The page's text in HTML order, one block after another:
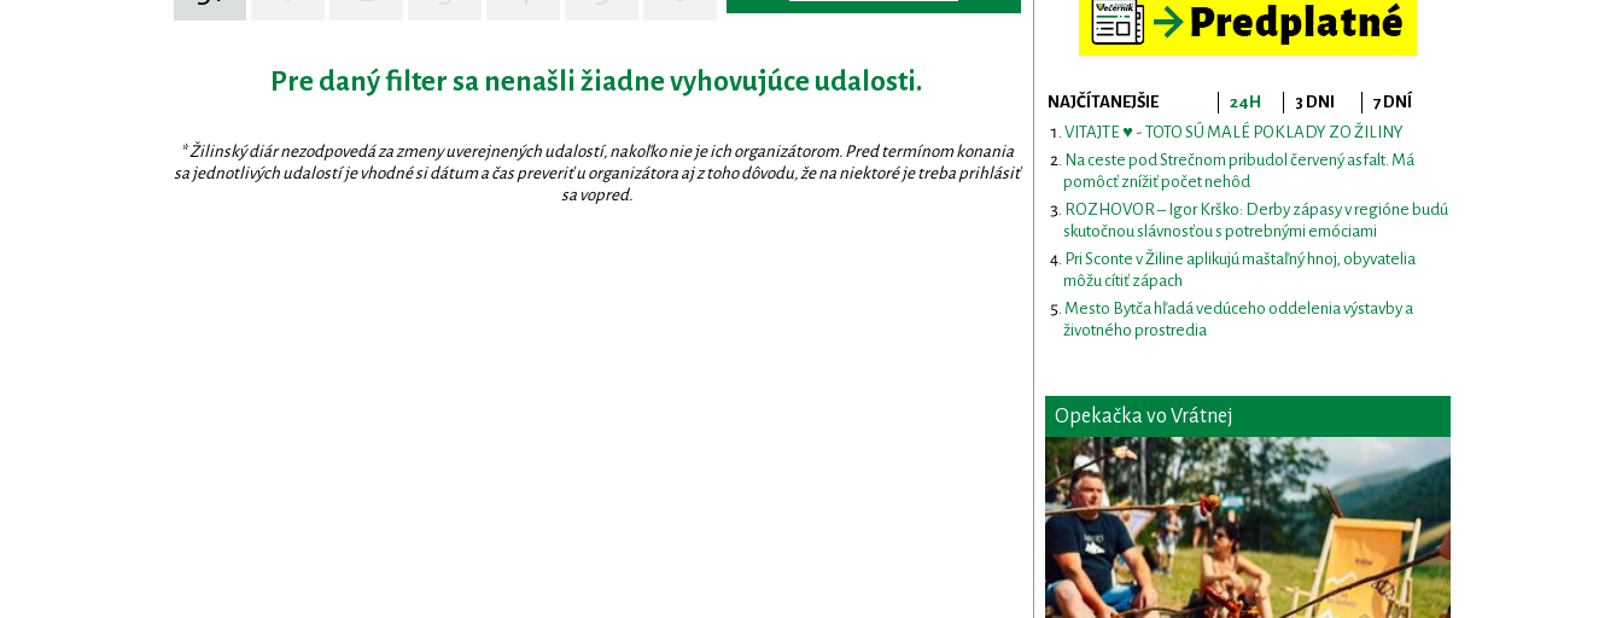
Pre daný filter sa nenašli žiadne vyhovujúce udalosti.
* Žilinský diár nezodpovedá za zmeny uverejnených udalostí, nakoľko nie je ich organizátorom. Pred termínom konania
sa jednotlivých udalostí je vhodné si dátum a čas preveriť u organizátora aj z toho dôvodu, že na niektoré je treba prihlásiť
sa vopred.
NAJČÍTANEJŠIE 24H 3 DNI
7 DNÍ
VITAJTE ♥ - TOTO SÚ MALÉ POKLADY ZO ŽILINY
Na ceste pod Strečnom pribudol červený asfalt. Má
pomôcť znížiť počet nehôd
ROZHOVOR – Igor Krško: Derby zápasy v regióne budú
skutočnou slávnosťou s potrebnými emóciami
Pri Sconte v Žiline aplikujú maštaľný hnoj, obyvatelia
môžu cítiť zápach
Mesto Bytča hľadá vedúceho oddelenia výstavby a
životného prostredia
Opekačka vo Vrátnej